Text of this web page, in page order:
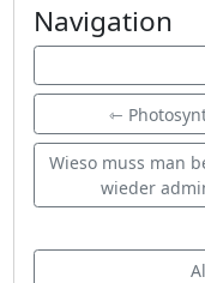
Navigation
⇽
Wieso muss man
wieder